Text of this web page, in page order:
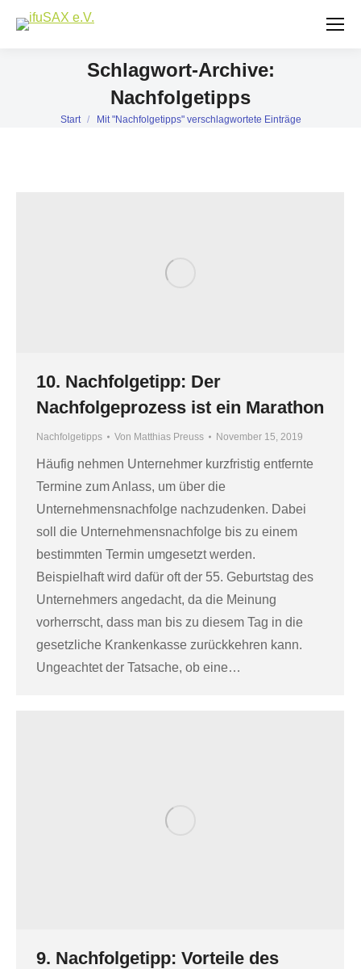
Schlagwort-Archive:
Nachfolgetipps
Sie befinden sich hier:
Start Mit "Nachfolgetipps" verschlagwortete Einträge
10. Nachfolgetipp: Der
Nachfolgeprozess ist ein Marathon
Nachfolgetipps Von Matthias Preuss November 15, 2019
Häufig nehmen Unternehmer kurzfristig entfernte
Termine zum Anlass, um über die
Unternehmensnachfolge nachzudenken. Dabei
soll die Unternehmensnachfolge bis zu einem
bestimmten Termin umgesetzt werden.
Beispielhaft wird dafür oft der 55. Geburtstag des
Unternehmers angedacht, da die Meinung
vorherrscht, dass man bis zu diesem Tag in die
gesetzliche Krankenkasse zurückkehren kann.
Ungeachtet der Tatsache, ob eine…
9. Nachfolgetipp: Vorteile des